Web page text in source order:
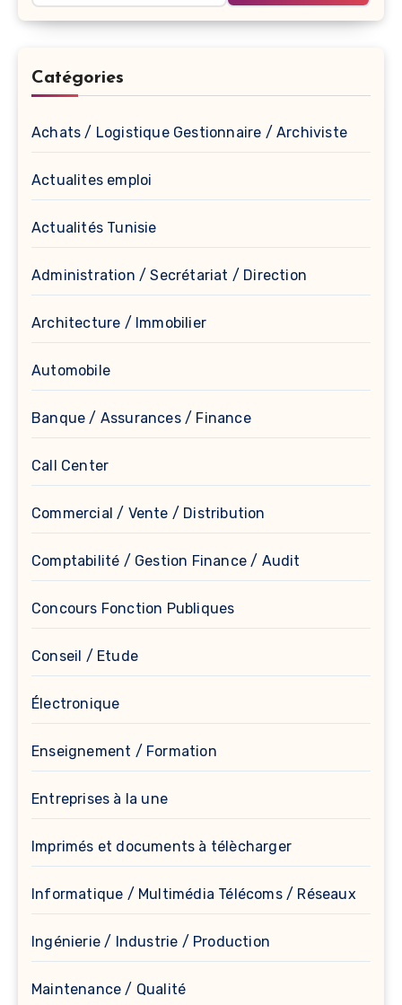
Catégories
Achats / Logistique Gestionnaire / Archiviste
Actualites emploi
Actualités Tunisie
Administration / Secrétariat / Direction
Architecture / Immobilier
Automobile
Banque / Assurances / Finance
Call Center
Commercial / Vente / Distribution
Comptabilité / Gestion Finance / Audit
Concours Fonction Publiques
Conseil / Etude
Électronique
Enseignement / Formation
Entreprises à la une
Imprimés et documents à télècharger
Informatique / Multimédia Télécoms / Réseaux
Ingénierie / Industrie / Production
Maintenance / Qualité